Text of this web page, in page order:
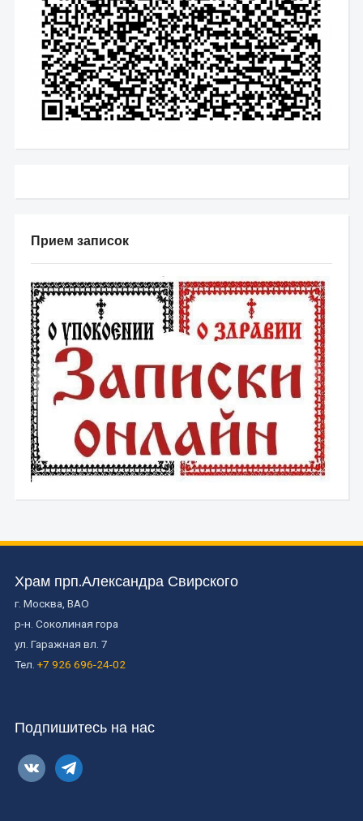
Прием записок
Храм прп.Александра Свирского
г. Москва, ВАО
р-н. Соколиная гора
ул. Гаражная вл. 7
Тел. +7 926 696-24-02
Подпишитесь на нас
vkontaktetelegram